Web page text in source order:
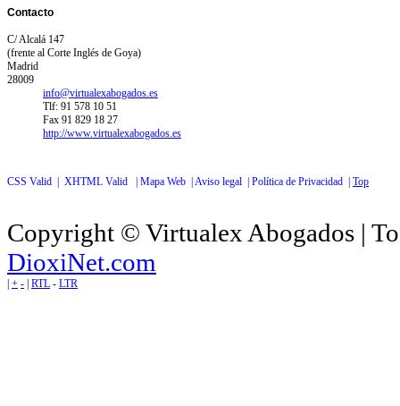
Contacto
C/ Alcalá 147
(frente al Corte Inglés de Goya)
Madrid
28009
info@virtualexabogados.es
Tlf: 91 578 10 51
Fax 91 829 18 27
http://www.virtualexabogados.es
CSS Valid | XHTML Valid | Mapa Web |Aviso legal | Política de Privacidad | Top
Copyright © Virtualex Abogados |
DioxiNet.com
| + - | RTL - LTR